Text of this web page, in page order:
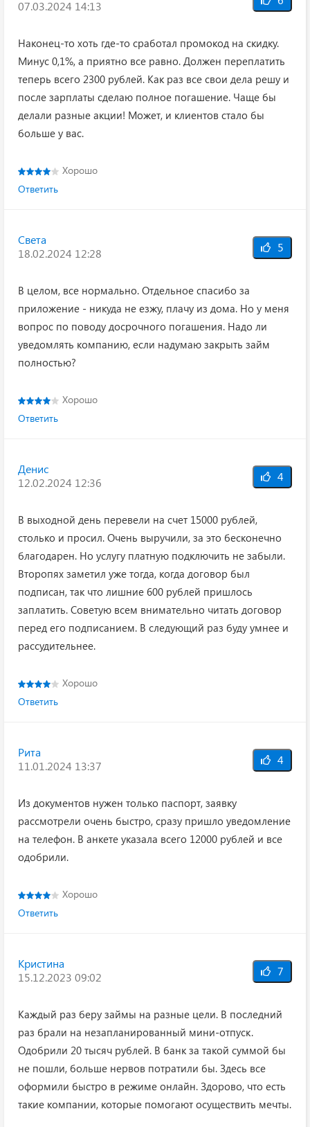
07.03.2024 14:13
Наконец-то хоть где-то сработал промокод на скидку.
Минус 0,1%, а приятно все равно. Должен переплатить
теперь всего 2300 рублей. Как раз все свои дела решу и
после зарплаты сделаю полное погашение. Чаще бы
делали разные акции! Может, и клиентов стало бы
больше у вас.
Хорошо
Ответить
Света
18.02.2024 12:28
5
В целом, все нормально. Отдельное спасибо за
приложение - никуда не езжу, плачу из дома. Но у меня
вопрос по поводу досрочного погашения. Надо ли
уведомлять компанию, если надумаю закрыть займ
полностью?
Хорошо
Ответить
Денис
12.02.2024 12:36
4
В выходной день перевели на счет 15000 рублей,
столько и просил. Очень выручили, за это бесконечно
благодарен. Но услугу платную подключить не забыли.
Второпях заметил уже тогда, когда договор был
подписан, так что лишние 600 рублей пришлось
заплатить. Советую всем внимательно читать договор
перед его подписанием. В следующий раз буду умнее и
рассудительнее.
Хорошо
Ответить
Рита
11.01.2024 13:37
4
Из документов нужен только паспорт, заявку
рассмотрели очень быстро, сразу пришло уведомление
на телефон. В анкете указала всего 12000 рублей и все
одобрили.
Хорошо
Ответить
Кристина
15.12.2023 09:02
7
Каждый раз беру займы на разные цели. В последний
раз брали на незапланированный мини-отпуск.
Одобрили 20 тысяч рублей. В банк за такой суммой бы
не пошли, больше нервов потратили бы. Здесь все
оформили быстро в режиме онлайн. Здорово, что есть
такие компании, которые помогают осуществить мечты.